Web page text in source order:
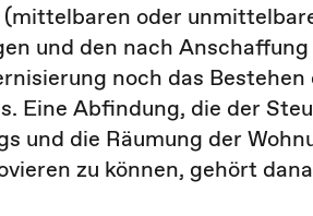
oder
und den nach
noch das
Eine Abfindung, die der
und die Räumung der
zu können, gehört